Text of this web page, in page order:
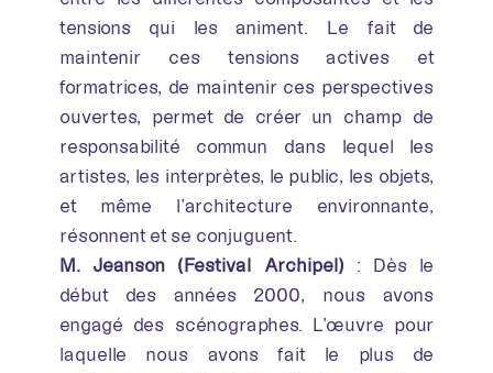
tensions qui les animent. Le fait de
maintenir ces tensions actives et
formatrices, de maintenir ces perspectives
ouvertes, permet de créer un champ de
responsabilité commun dans lequel les
artistes, les interprètes, le public, les objets,
et même l’architecture environnante,
résonnent et se conjuguent.
M. Jeanson (Festival Archipel) : Dès le
début des années 2000, nous avons
engagé des scénographes. L’œuvre pour
laquelle nous avons fait le plus de